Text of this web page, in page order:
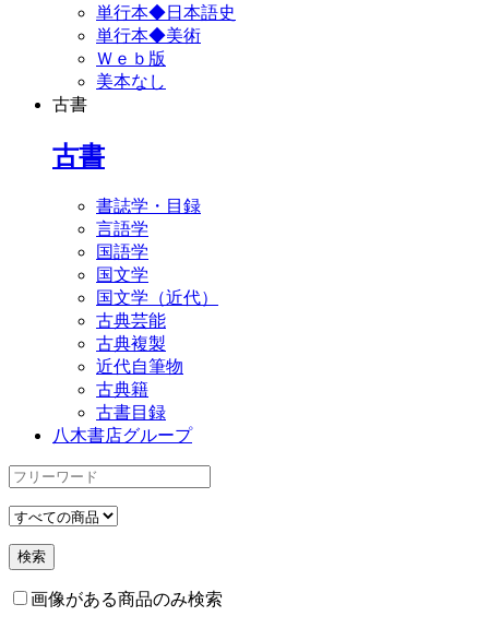
単行本◆日本語史
単行本◆美術
Ｗｅｂ版
美本なし
古書
古書
書誌学・目録
言語学
国語学
国文学
国文学（近代）
古典芸能
古典複製
近代自筆物
古典籍
古書目録
八木書店グループ
画像がある商品のみ検索